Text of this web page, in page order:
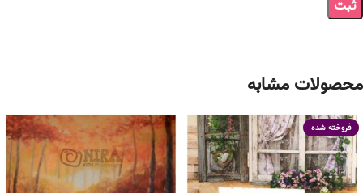
محصولات مشابه
فروخته شده